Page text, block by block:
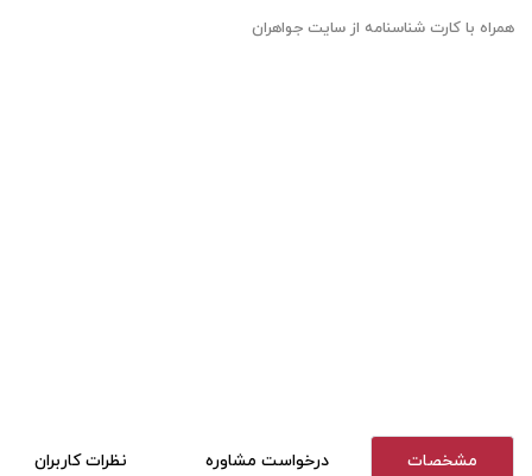
همراه با کارت شناسنامه از سایت جواهران
مشخصات درخواست مشاوره نظرات کاربران